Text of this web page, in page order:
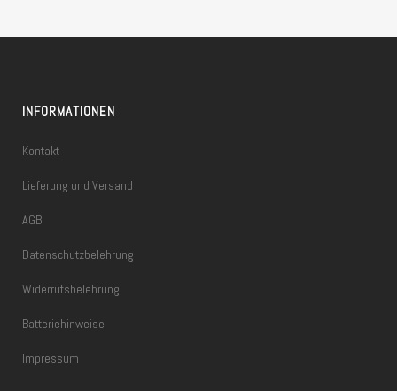
INFORMATIONEN
Kontakt
Lieferung und Versand
AGB
Datenschutzbelehrung
Widerrufsbelehrung
Batteriehinweise
Impressum